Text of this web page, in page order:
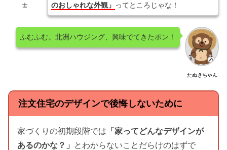
士
のおしゃれな外観」 ってところじゃな！
たぬきちゃん
ふむふむ。北洲ハウジング、興味でてきたポン！
注文住宅のデザインで後悔しないために
家づくりの初期段階では 「家ってどんなデザインが
あるのかな？」
とわからないことだらけのはずで